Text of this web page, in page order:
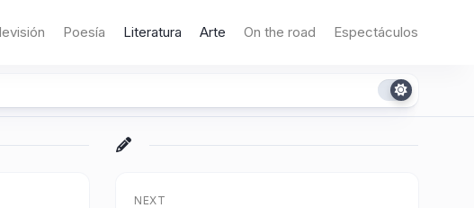
Poesía Literatura Arte On the road Espectáculos
NEXT